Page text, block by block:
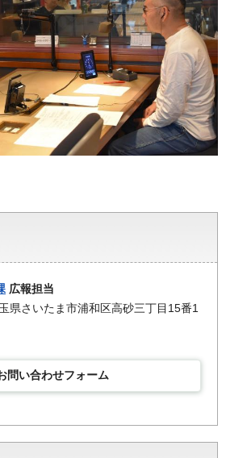
広報担当
県さいたま市浦和区高砂三丁目15番1
問い合わせフォーム